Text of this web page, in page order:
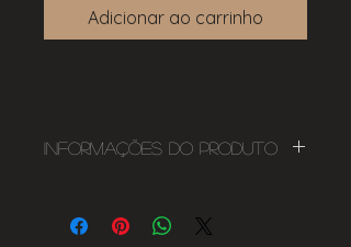
Adicionar ao carrinho
Informações do Produto